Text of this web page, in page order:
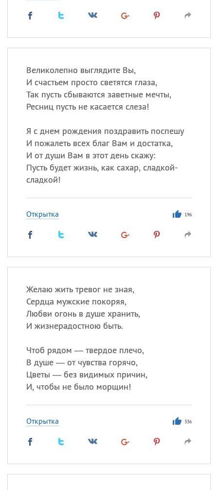
Великолепно выглядите Вы,
И счастьем просто светятся глаза,
Так пусть сбываются заветные мечты,
Ресниц пусть не касается слеза!
Я с днем рождения поздравить поспешу
И пожалеть всех благ Вам и достатка,
И от души Вам в этот день скажу:
Пусть будет жизнь, как сахар, сладкой-
сладкой!
Открытка 196
Желаю жить тревог не зная,
Сердца мужские покоряя,
Любви огонь в душе хранить,
И жизнерадостною быть.
Чтоб рядом — твердое плечо,
В душе — от чувства горячо,
Цветы — без видимых причин,
И, чтобы не было морщин!
Открытка 336
происхождение